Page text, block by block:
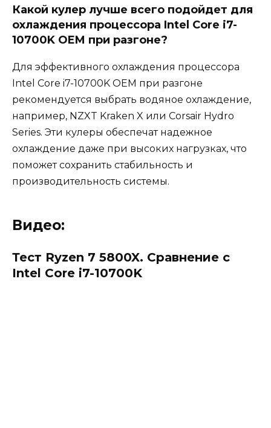
Какой кулер лучше всего подойдет для
охлаждения процессора Intel Core i7-
10700K OEM при разгоне?
Для эффективного охлаждения процессора
Intel Core i7-10700K OEM при разгоне
рекомендуется выбрать водяное охлаждение,
например, NZXT Kraken X или Corsair Hydro
Series. Эти кулеры обеспечат надежное
охлаждение даже при высоких нагрузках, что
поможет сохранить стабильность и
производительность системы.
Видео:
Тест Ryzen 7 5800X. Сравнение с
Intel Core i7-10700K